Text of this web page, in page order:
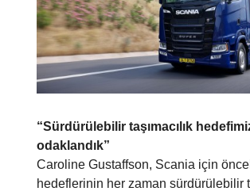
“Sürdürülebilir taşımacılık
odaklandık”
Caroline Gustaffson, Scania için
hedeflerinin her zaman sürdürülebilir